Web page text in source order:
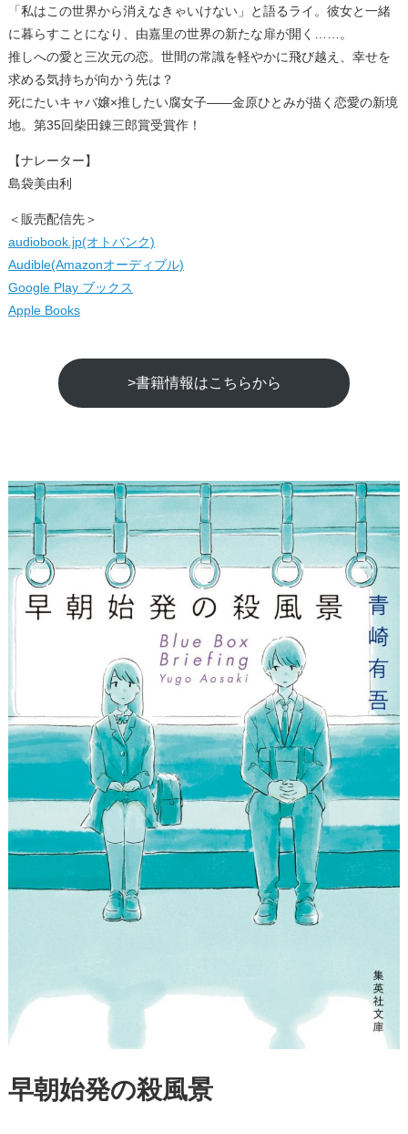
「私はこの世界から消えなきゃいけない」と語るライ。彼女と一緒
に暮らすことになり、由嘉里の世界の新たな扉が開く……。
推しへの愛と三次元の恋。世間の常識を軽やかに飛び越え、幸せを
求める気持ちが向かう先は？
死にたいキャバ嬢×推したい腐女子――金原ひとみが描く恋愛の新境
地。第35回柴田錬三郎賞受賞作！
【ナレーター】
島袋美由利
＜販売配信先＞
audiobook.jp(オトバンク)
Audible(Amazonオーディブル)
Google Play ブックス
Apple Books
>書籍情報はこちらから
早朝始発の殺風景